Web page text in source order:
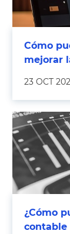
Cómo
mejorar
23 OCT
¿Cómo
contable